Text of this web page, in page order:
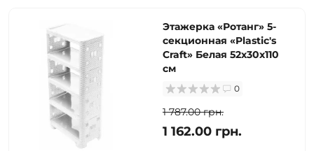
Этажерка «Ротанг» 5-
секционная «Plastic's
Craft» Белая 52х30х110
см
0
1 787.00 грн.
1 162.00 грн.